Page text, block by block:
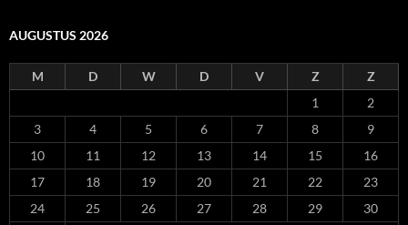
AUGUSTUS 2026
M D W D V Z
Z
1
2
3
4 5 6 7 8
9
10
11 12 13 14 15
16
17
18 19 20 21 22
23
24
25 26 27 28 29
30